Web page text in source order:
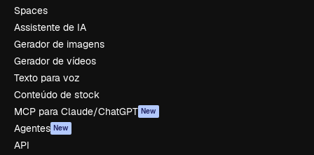
Spaces
Assistente de IA
Gerador de imagens
Gerador de vídeos
Texto para voz
Conteúdo de stock
MCP para Claude/ChatGPT New
Agentes New
API